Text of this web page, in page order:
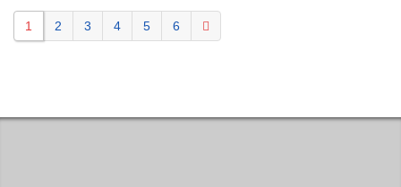
1 2 3 4 5 6